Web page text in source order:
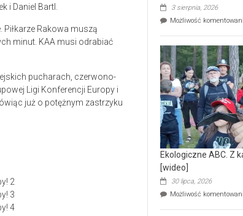
i Daniel Bartl.
Piłkarze Rakowa muszą
minut. KAA musi odrabiać
pucharach, czerwono-
Ligi Konferencji Europy i
już o potężnym zastrzyku
3 sierpnia, 2026
Możliwość
Ekologiczne ABC. Z
[wideo]
30 lipca, 2026
Możliwość